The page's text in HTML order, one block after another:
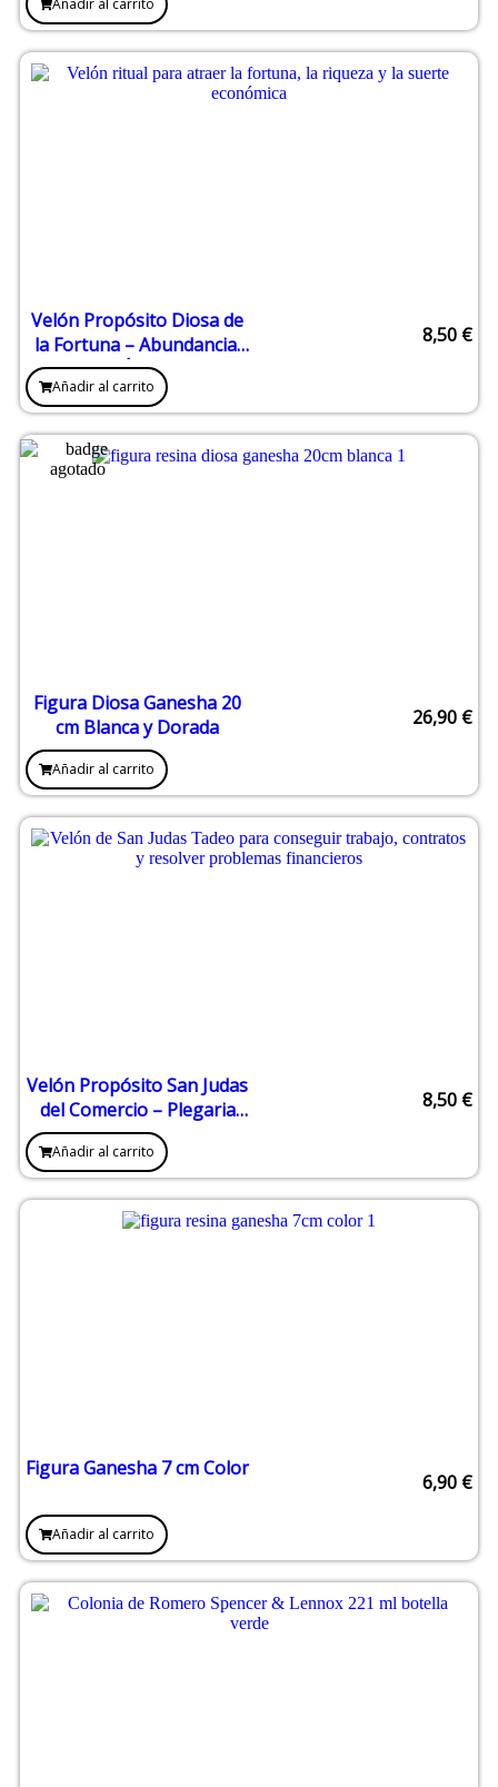
Velón Propósito Diosa de
la Fortuna – Abundancia,
Riqueza y Éxito Material
8,50 €
Añadir al carrito
Figura Diosa Ganesha 20
cm Blanca y Dorada
26,90 €
Añadir al carrito
Velón Propósito San Judas
del Comercio – Plegaria
laboral y económica
8,50 €
Añadir al carrito
Figura Ganesha 7 cm Color
6,90 €
Añadir al carrito